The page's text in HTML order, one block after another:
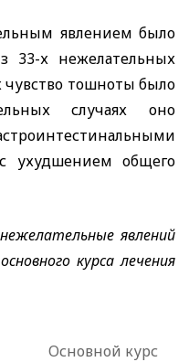
явлением было
х нежелательных
чувство тошноты было
случаях оно
ухудшением общего
явлений
курса лечения
Основной курс